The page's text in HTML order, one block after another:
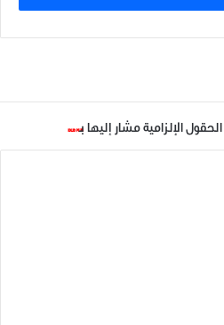
الحقول الإلزامية مشار إليها بـ*